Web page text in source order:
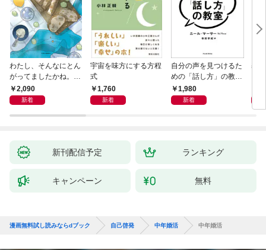
わたし、そんなにとん
がってましたかね。
獅子座、Ａ型、丙午は
めぐる
2,090
新着
宇宙を味方にする方程
式
1,760
新着
自分の声を見つけるた
めの「話し方」の教
室 Ｏｒａｃｙ（オラ
シー）
1,980
新着
基
新刊配信予定 ランキング
キャンペーン 無料
漫画無料試し読みならdブック 自己啓発 中年婚活 中年婚活